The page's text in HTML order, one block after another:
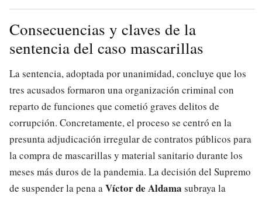
Consecuencias y claves de la
sentencia del caso mascarillas
La sentencia, adoptada por unanimidad, concluye que los
tres acusados formaron una organización criminal con
reparto de funciones que cometió graves delitos de
corrupción. Concretamente, el proceso se centró en la
presunta adjudicación irregular de contratos públicos para
la compra de mascarillas y material sanitario durante los
meses más duros de la pandemia. La decisión del Supremo
de suspender la pena aVíctor de Aldama subraya la